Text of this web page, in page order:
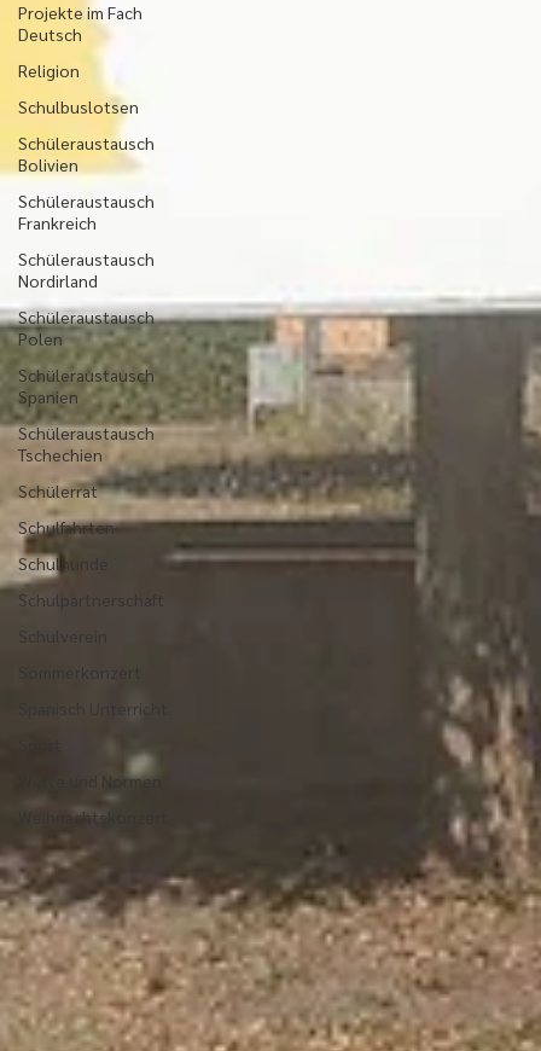
Projekte im Fach
Deutsch
Religion
Schulbuslotsen
Schüleraustausch
Bolivien
Schüleraustausch
Frankreich
Schüleraustausch
Nordirland
Schüleraustausch
Polen
Schüleraustausch
Spanien
Schüleraustausch
Tschechien
Schülerrat
Schulfahrten
Schulhunde
Schulpartnerschaft
Schulverein
Sommerkonzert
Spanisch Unterricht
Werte und Normen
Weihnachtskonzert